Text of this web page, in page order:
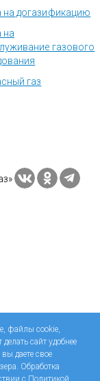
на догазификацию
на
газового
газ
файлы cookie,
сайт удобнее
даете свое
Обработка